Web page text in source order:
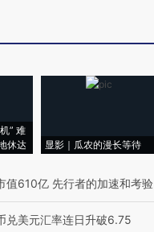
” 难
休达
显影｜瓜农的漫长等待
值610亿 先行者的加速和考验
兑美元汇率连日升破6.75